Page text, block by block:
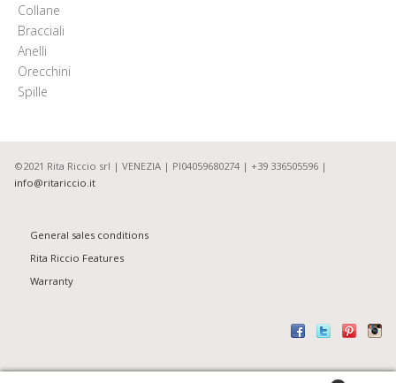
Collane
Bracciali
Anelli
Orecchini
Spille
©2021 Rita Riccio srl | VENEZIA | PI04059680274 | +39 336505596 |
info@ritariccio.it
General sales conditions
Rita Riccio Features
Warranty